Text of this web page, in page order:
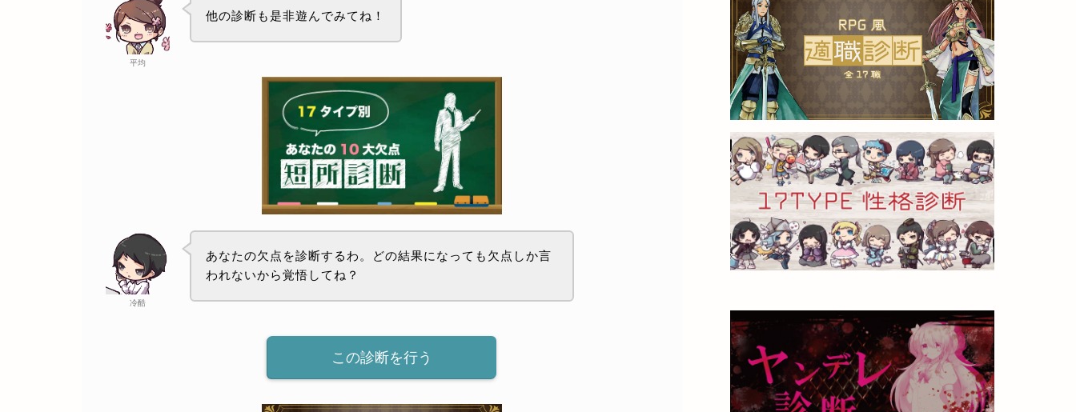
平均
他の診断も是非遊んでみてね！
冷酷
あなたの欠点を診断するわ。どの結果になっても欠点しか言
われないから覚悟してね？
この診断を行う